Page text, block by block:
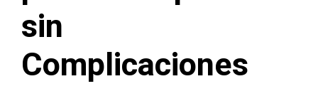
sin
Complicaciones